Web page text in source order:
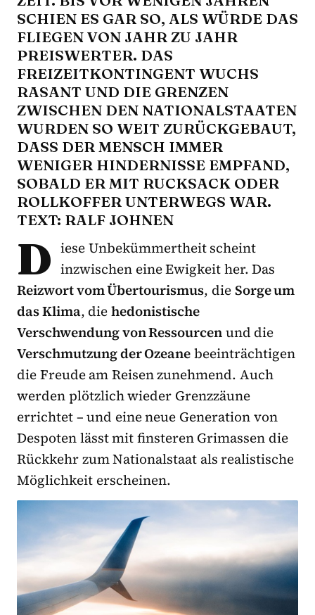
CHIEN ES GAR SO, ALS WÜRDE DAS F
LIEGEN VON JAHR ZU JAHR P
REISWERTER. DAS F
REIZEITKONTINGENT WUCHS R
ASANT UND DIE GRENZEN Z
WISCHEN DEN NATIONALSTAATEN W
URDEN SO WEIT ZURÜCKGEBAUT, D
ASS DER MENSCH IMMER W
ENIGER HINDERNISSE EMPFAND, S
OBALD ER MIT RUCKSACK ODER R
OLLKOFFER UNTERWEGS WAR. T
EXT: RALF JOHNEN
D iese Unbekümmertheit scheint
inzwischen eine Ewigkeit her. Das
Reizwort vom Übertourismus, dieSorge um
das Klima, diehedonistische
Verschwendung von Ressourcenund die
Verschmutzung der Ozeanebeeinträchtigen
die Freude am Reisen zunehmend. Auch
werden plötzlich wieder Grenzzäune
errichtet – und eine neue Generation von
Despoten lässt mit finsteren Grimassen die
Rückkehr zum Nationalstaat als realistische
Möglichkeit erscheinen.